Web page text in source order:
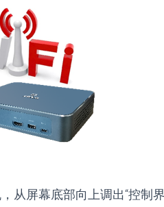
从屏幕底部向上调出“控制